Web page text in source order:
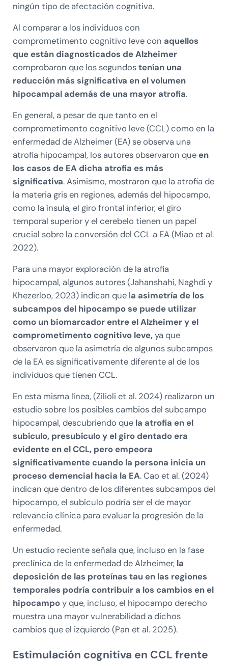
ningún tipo de afectación cognitiva.
Al comparar a los individuos con
comprometimento cognitivo leve con aquellos
que están diagnosticados de Alzheimer
comprobaron que los segundostenían una
reducción más significativa en el volumen
hipocampal además de una mayor atrofia.
En general, a pesar de que tanto en el
comprometimento cognitivo leve (CCL) como en la
enfermedad de Alzheimer (EA) se observa una
atrofia hipocampal, los autores observaron que en
los casos de EA dicha atrofia es más
significativa. Asimismo, mostraron que la atrofia de
la materia gris en regiones, además del hipocampo,
como la ínsula, el giro frontal inferior, el giro
temporal superior y el cerebelo tienen un papel
crucial sobre la conversión del CCL a EA (Miao et al.
2022).
Para una mayor exploración de la atrofia
hipocampal, algunos autores (Jahanshahi, Naghdi y
Khezerloo, 2023) indican que la asimetría de los
subcampos del hipocampo se puede utilizar
como un biomarcador entre el Alzheimer y el
comprometimento cognitivo leve,ya que
observaron que la asimetría de algunos subcampos
de la EA es significativamente diferente al de los
individuos que tienen CCL.
En esta misma línea, (Zilioli et al. 2024) realizaron un
estudio sobre los posibles cambios del subcampo
hipocampal, descubriendo que la atrofia en el
subículo, presubículo y el giro dentado era
evidente en el CCL, pero empeora
significativamente cuando la persona inicia un
proceso demencial hacia la EA. Cao et al. (2024)
indican que dentro de los diferentes subcampos del
hipocampo, el subículo podría ser el de mayor
relevancia clínica para evaluar la progresión de la
enfermedad.
Un estudio reciente señala que, incluso en la fase
preclínica de la enfermedad de Alzheimer, la
deposición de las proteínas tau en las regiones
temporales podría contribuir a los cambios en el
hipocampoy que, incluso, el hipocampo derecho
muestra una mayor vulnerabilidad a dichos
cambios que el izquierdo (Pan et al. 2025).
Estimulación cognitiva en CCL frente